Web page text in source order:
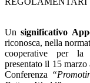
Unsignificativo
riconosca, nella
cooperative per la
presentato il 15
Conferenza